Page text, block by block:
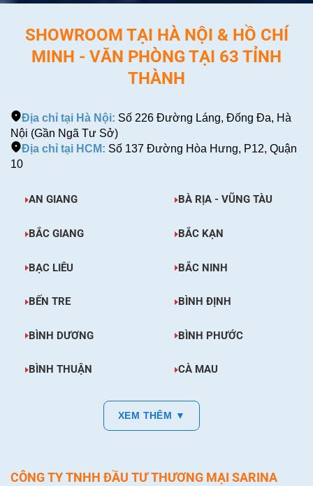
SHOWROOM TẠI HÀ NỘI & HỒ CHÍ
MINH - VĂN PHÒNG TẠI 63 TỈNH
THÀNH
Địa chỉ tại Hà Nội: Số 226 Đường Láng, Đống Đa, Hà
Nội (Gần Ngã Tư Sở)
Địa chỉ tại HCM: Số 137 Đường Hòa Hưng, P12, Quận
10
AN GIANG BÀ RỊA - VŨNG TÀU
BẮC GIANG BẮC KẠN
BẠC LIÊU BẮC NINH
BẾN TRE BÌNH ĐỊNH
BÌNH DƯƠNG BÌNH PHƯỚC
BÌNH THUẬN CÀ MAU
XEM THÊM ▼
CÔNG TY TNHH ĐẦU TƯ THƯƠNG MẠI SARINA